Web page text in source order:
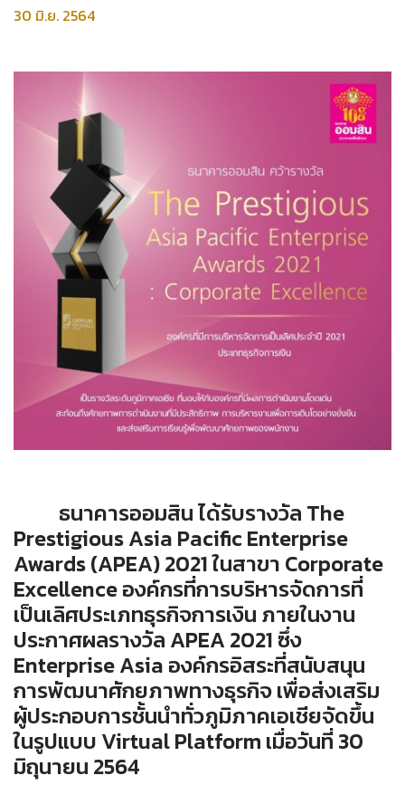
30 มิ.ย. 2564
ธนาคารออมสิน ได้รับรางวัล The
Prestigious Asia Pacific Enterprise
Awards (APEA) 2021 ในสาขา Corporate
Excellence องค์กรที่การบริหารจัดการที่
เป็นเลิศประเภทธุรกิจการเงิน ภายในงาน
ประกาศผลรางวัล APEA 2021 ซึ่ง
Enterprise Asia องค์กรอิสระที่สนับสนุน
การพัฒนาศักยภาพทางธุรกิจ เพื่อส่งเสริม
ผู้ประกอบการชั้นนำทั่วภูมิภาคเอเชียจัดขึ้น
ในรูปแบบ Virtual Platform เมื่อวันที่ 30
มิถุนายน 2564